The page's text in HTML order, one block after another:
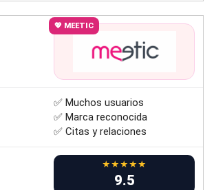
💖 MEETIC
✅ Muchos usuarios
✅ Marca reconocida
✅ Citas y relaciones
★★★★★
9.5